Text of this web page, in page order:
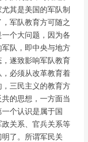
其是美国的军队制
军队教育方可随之
个大问题，因为各
队，即中央与地方
遂致影响军队教育
必须从改革教育着
三民主义的教育方
的思想，一方面当
个认识是属于国
关系、官兵关系等
了。所谓军民关